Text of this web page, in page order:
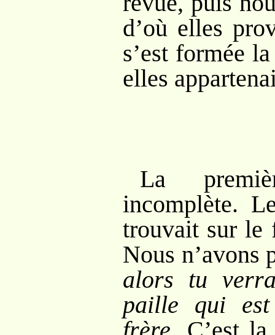
d’où elles
s’est formée
elles
La
incomplète.
trouvait sur le
Nous n’avons
alors tu
paille qui